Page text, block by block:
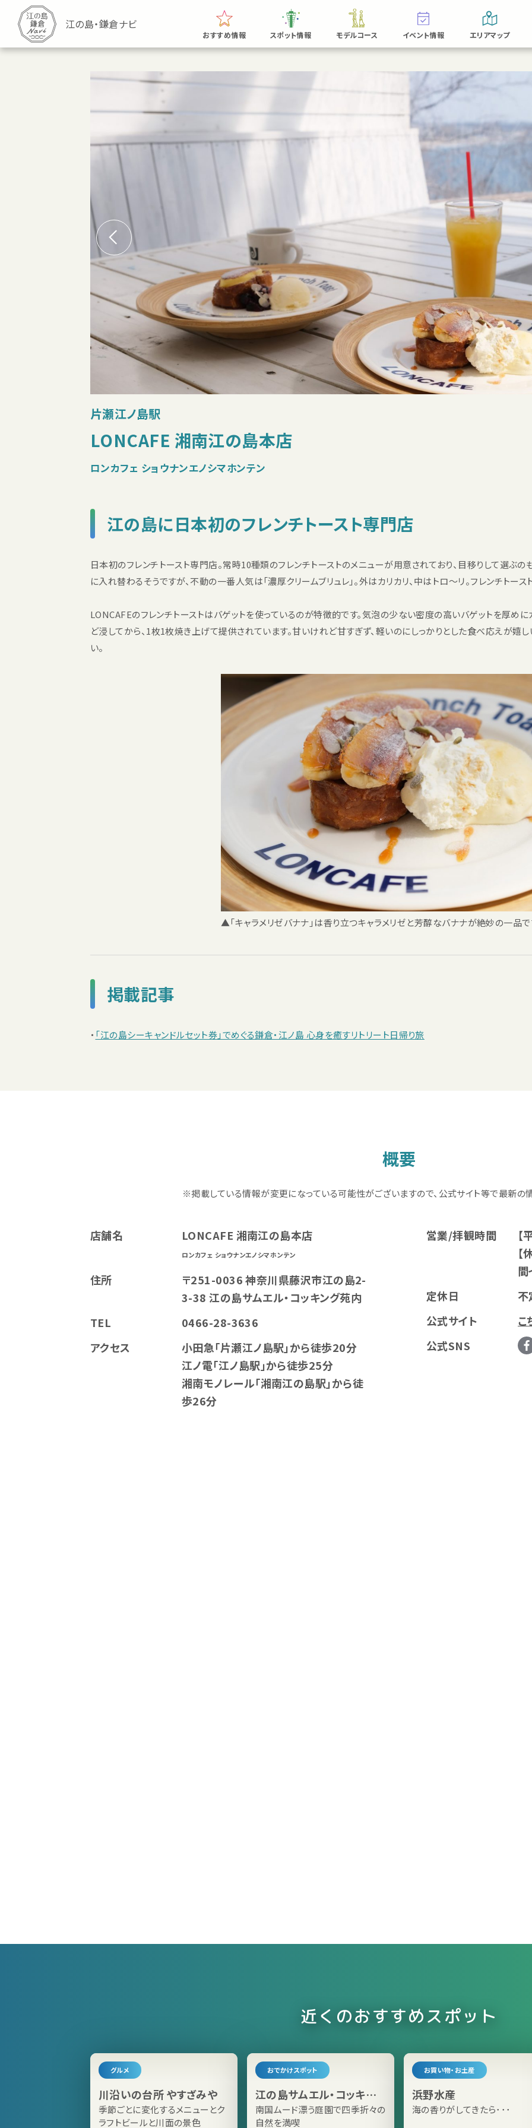
おすすめ情報 スポット情報 モデルコース イベント情報 エリアマップ
片瀬江ノ島駅
LONCAFE 湘南江の島本店
ロンカフェ ショウナンエノシマホンテン
江の島に日本初のフレンチトースト専門店
日本初のフレンチトースト専門店。常時10種類のフレンチトーストのメニューが用意されており、目移りして選ぶ
に入れ替わるそうですが、不動の一番人気は「濃厚クリームブリュレ」。外はカリカリ、中はトロ〜リ。フレンチトー
LONCAFEのフレンチトーストはバゲットを使っているのが特徴的です。気泡の少ない密度の高いバゲットを厚めに
ど浸してから、1枚1枚焼き上げて提供されています。甘いけれど甘すぎず、軽いのにしっかりとした食べ応えが嬉
い。
▲「キャラメリゼバナナ」は香り立つキャラメリゼと芳醇なバナナが絶妙の一品で
掲載記事
・ 「江の島シーキャンドルセット券」でめぐる鎌倉・江ノ島 心身を癒すリトリート日帰り旅
概要
※掲載している情報が変更になっている可能性がございますので、公式サイト等で最新の
店舗名 LONCAFE 湘南江の島本店
ロンカフェ ショウナンエノシマホンテン
住所
〒251-0036 神奈川県藤沢市江の島2-
3-38 江の島サムエル・コッキング苑内
TEL
0466-28-3636
アクセス
小田急「片瀬江ノ島駅」から徒歩20分
江ノ電「江ノ島駅」から徒歩25分
湘南モノレール「湘南江の島駅」から徒
歩26分
営業/拝観時間
間
定休日
不
公式サイト
こ
公式SNS
近くのおすすめスポット
グルメ
川沿いの台所 やすざみや
季節ごとに変化するメニューとク
ラフトビールと川面の景色
おでかけスポット
江の島サムエル・コッキング
苑
南国ムード漂う庭園で四季折々の
自然を満喫
お買い物・お土産
浜野水産
海の香りがしてきたら･･･